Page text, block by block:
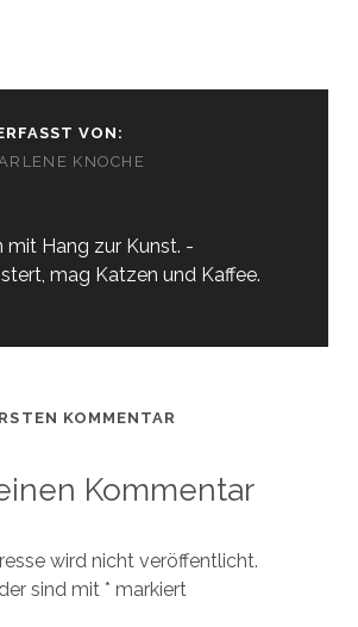
VON:
KNOCHE
mit Hang zur Kunst. -
mag Katzen und Kaffee.
KOMMENTAR
Kommentar
wird nicht veröffentlicht.
sind mit * markiert